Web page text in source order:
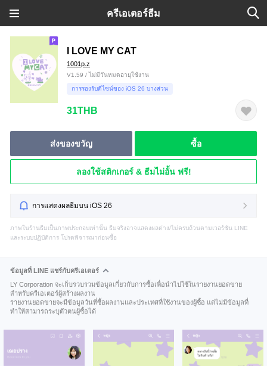
ครีเอเตอร์ธีม
I LOVE MY CAT
1001p.z
V1.59 / ไม่มีวันหมดอายุใช้งาน
การรองรับดีไซน์ของ iOS 26 บางส่วน
31THB
ส่งของขวัญ ซื้อ
ลองใช้สติกเกอร์ & ธีมไม่อั้น ฟรี!
การแสดงผลธีมบน iOS 26
ภาพในร้านธีมเป็นภาพประกอบเท่านั้น ธีมจริงอาจแสดงผลต่าง/ไม่ครบถ้วนตามเวอร์ชัน LINE
และระบบปฏิบัติการ โปรดพิจารณาก่อนซื้อ
ข้อมูลที่ LINE แชร์กับครีเอเตอร์
LY Corporation จะเก็บรวบรวมข้อมูลเกี่ยวกับการซื้อเพื่อนำไปใช้ในรายงานยอดขาย
สำหรับครีเอเตอร์ผู้สร้างผลงาน
รายงานยอดขายจะมีข้อมูลวันที่ซื้อผลงานและประเทศที่ใช้งานของผู้ซื้อ แต่ไม่มีข้อมูลที่
ทำให้สามารถระบุตัวตนผู้ซื้อได้